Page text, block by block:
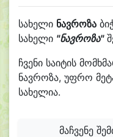
სახელი ნავროზა
სახელი "ნავროზა"
ჩვენი საიტის
ნავროზა, უფრო
სახელია.
მაჩვენე